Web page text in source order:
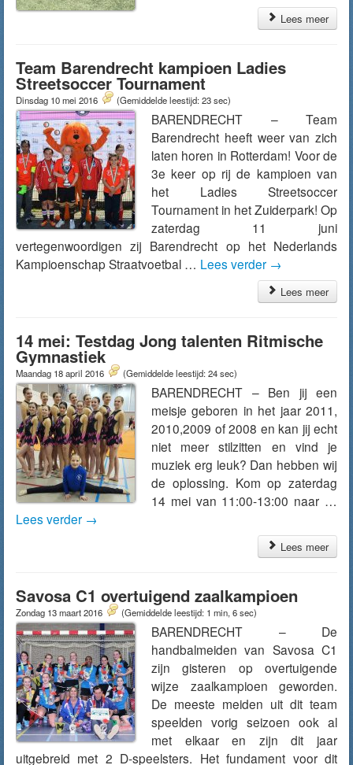
Lees meer
Team Barendrecht kampioen Ladies
Streetsoccer Tournament
Dinsdag 10 mei 2016 (Gemiddelde leestijd: 23 sec)
BARENDRECHT – Team
Barendrecht heeft weer van zich
laten horen in Rotterdam! Voor de
3e keer op rij de kampioen van
het Ladies Streetsoccer
Tournament in het Zuiderpark! Op
zaterdag 11 juni
vertegenwoordigen zij Barendrecht op het Nederlands
Kampioenschap Straatvoetbal … Lees verder →
Lees meer
14 mei: Testdag Jong talenten Ritmische
Gymnastiek
Maandag 18 april 2016 (Gemiddelde leestijd: 24 sec)
BARENDRECHT – Ben jij een
meisje geboren in het jaar 2011,
2010,2009 of 2008 en kan jij echt
niet meer stilzitten en vind je
muziek erg leuk? Dan hebben wij
de oplossing. Kom op zaterdag
14 mei van 11:00-13:00 naar …
Lees verder →
Lees meer
Savosa C1 overtuigend zaalkampioen
Zondag 13 maart 2016 (Gemiddelde leestijd: 1 min, 6 sec)
BARENDRECHT – De
handbalmeiden van Savosa C1
zijn gisteren op overtuigende
wijze zaalkampioen geworden.
De meeste meiden uit dit team
speelden vorig seizoen ook al
met elkaar en zijn dit jaar
uitgebreid met 2 D-speelsters. Het fundament voor dit